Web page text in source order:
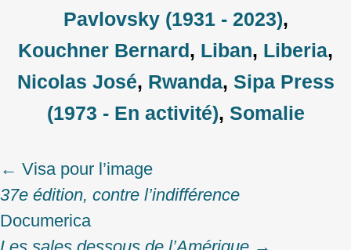
Pavlovsky (1931 - 2023),
Kouchner Bernard, Liban, Liberia,
Nicolas José, Rwanda, Sipa Press
(1973 - En activité), Somalie
Post
navigation
← Visa pour l’image
37e édition, contre l’indifférence
Documerica